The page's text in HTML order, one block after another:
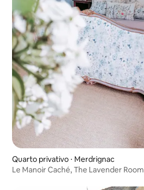
Quarto privativo ⋅ Merdrignac
Le Manoir Caché, The Lavender Room